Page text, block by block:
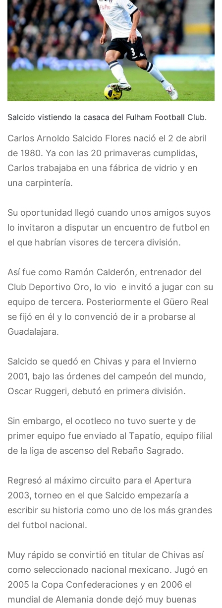
Salcido vistiendo la casaca del Fulham Football Club.
Carlos Arnoldo Salcido Flores nació el 2 de abril
de 1980. Ya con las 20 primaveras cumplidas,
Carlos trabajaba en una fábrica de vidrio y en
una carpintería.
Su oportunidad llegó cuando unos amigos suyos
lo invitaron a disputar un encuentro de futbol en
el que habrían visores de tercera división.
Así fue como Ramón Calderón, entrenador del
Club Deportivo Oro, lo vio e invitó a jugar con su
equipo de tercera. Posteriormente el Güero Real
se fijó en él y lo convenció de ir a probarse al
Guadalajara.
Salcido se quedó en Chivas y para el Invierno
2001, bajo las órdenes del campeón del mundo,
Oscar Ruggeri, debutó en primera división.
Sin embargo, el ocotleco no tuvo suerte y de
primer equipo fue enviado al Tapatío, equipo filial
de la liga de ascenso del Rebaño Sagrado.
Regresó al máximo circuito para el Apertura
2003, torneo en el que Salcido empezaría a
escribir su historia como uno de los más grandes
del futbol nacional.
Muy rápido se convirtió en titular de Chivas así
como seleccionado nacional mexicano. Jugó en
2005 la Copa Confederaciones y en 2006 el
mundial de Alemania donde dejó muy buenas